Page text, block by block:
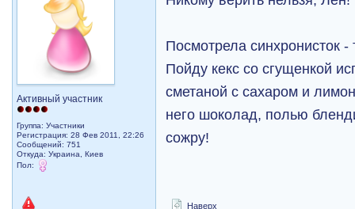
Активный участник
Группа: Участники
Регистрация: 28 Фев 2011, 22:26
Сообщений: 751
Откуда: Украина, Киев
Пол:
Посмотрела синхронисток -
Пойду кекс со сгущенкой
сметаной с сахаром и
него шоколад, полью
сожру!
Наверх